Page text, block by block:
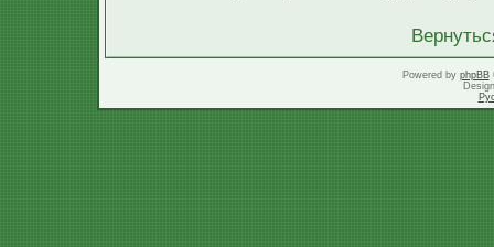
Powered by phpBB